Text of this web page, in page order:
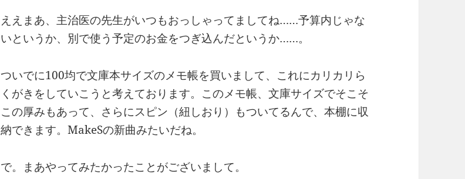
ええまあ、主治医の先生がいつもおっしゃってましてね……予算内じゃな
いというか、別で使う予定のお金をつぎ込んだというか……。
ついでに100均で文庫本サイズのメモ帳を買いまして、これにカリカリら
くがきをしていこうと考えております。このメモ帳、文庫サイズでそこそ
この厚みもあって、さらにスピン（紐しおり）もついてるんで、本棚に収
納できます。MakeSの新曲みたいだね。
で。まあやってみたかったことがございまして。